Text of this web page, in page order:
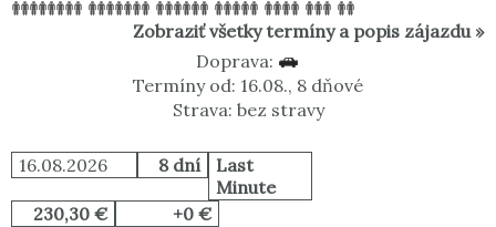
Zobraziť všetky termíny a popis zájazdu »
Doprava:
Termíny od: 16.08., 8 dňové
Strava: bez stravy
16.08.2026 8 dní
Last
Minute
230,30 €
+0 €